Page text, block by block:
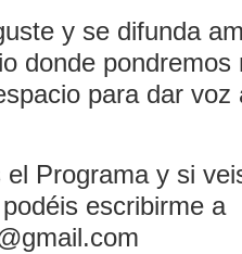
y se difunda
donde
para dar
Programa y si
escribirme a